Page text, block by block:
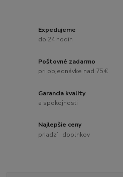
Expedujeme
do 24 hodín
Poštovné zadarmo
pri objednávke nad 75 €
Garancia kvality
a spokojnosti
Najlepšie ceny
priadzí i doplnkov